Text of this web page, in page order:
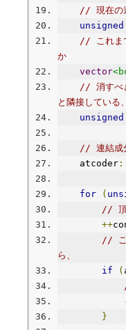
// 現在の
unsigned
// これま
か
vector
// 消すべ
と隣接している
unsigned
// 連結成
    atcoder
for (
// 頂
++
// こ
ら、
if
(
}